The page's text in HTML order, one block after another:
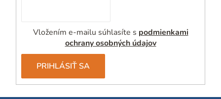
Vložením e-mailu súhlasíte s podmienkami
ochrany osobných údajov
PRIHLÁSIŤ SA